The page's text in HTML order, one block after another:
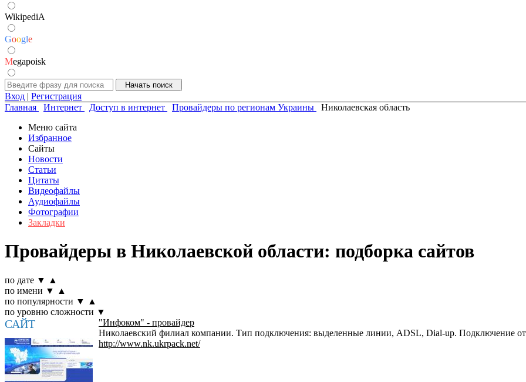
WikipediA
Google
Megapoisk
Вход | Регистрация
Главная
Интернет Доступ в интернет Провайдеры по регионам Украины
Николаевская область
Меню сайта
Избранное
Сайты
Новости
Статьи
Цитаты
Видеофайлы
Аудиофайлы
Фотографии
Закладки
Провайдеры в Николаевской области: подборка сайтов
по дате ▼
▲
по имени ▼
▲
по популярности ▼
▲
по уровню сложности ▼
САЙТ
"Инфоком" - провайдер
Николаевский филиал компании. Тип подключения: выделенные линии, ADSL, Dial-up. Подключение от
http://www.nk.ukrpack.net/